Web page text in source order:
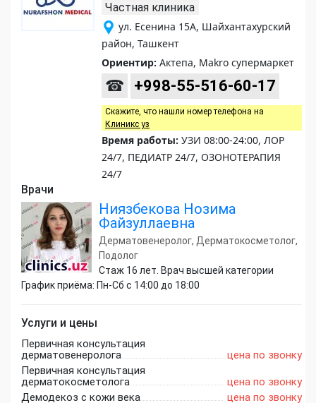
Частная клиника
ул. Есенина 15А, Шайхантахурский
район, Ташкент
Ориентир: Актепа, Makro супермаркет
☎ +998-55-516-60-17
Скажите, что нашли номер телефона на
Клиникс уз
Время работы: УЗИ 08:00-24:00, ЛОР
24/7, ПЕДИАТР 24/7, ОЗОНОТЕРАПИЯ
24/7
Врачи
Ниязбекова Нозима
Файзуллаевна
Дерматовенеролог, Дерматокосметолог,
Подолог
Стаж 16 лет. Врач высшей категории
График приёма: Пн-Сб с 14:00 до 18:00
Услуги и цены
Первичная консультация
дерматовенеролога
цена по звонку
Первичная консультация
дерматокосметолога
цена по звонку
Демодекоз с кожи века
цена по звонку